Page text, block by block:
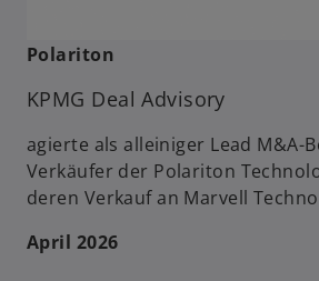
Polariton
KPMG Deal Advisory
agierte als alleiniger Lead M&A-
Verkäufer der Polariton
deren Verkauf an Marvell
April 2026